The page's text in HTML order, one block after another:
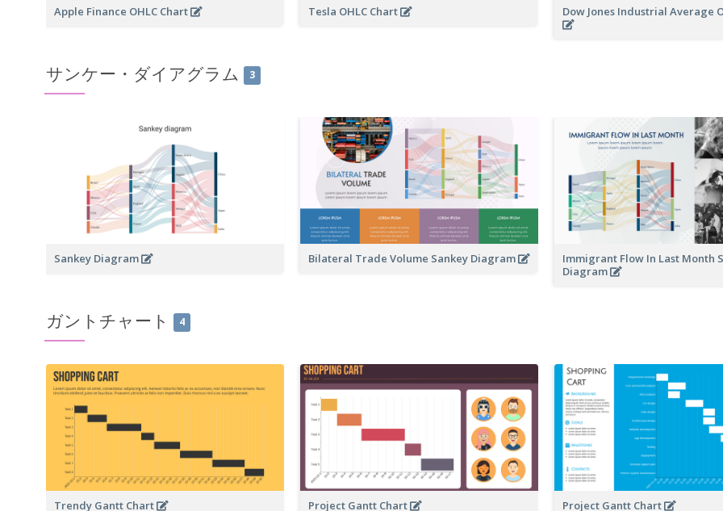
Apple Finance OHLC Chart Tesla OHLC Chart Dow Jones Industrial Average
サンケー・ダイアグラム 3
Sankey Diagram Bilateral Trade Volume Sankey Diagram
Immigrant Flow In Last Month
Diagram
ガントチャート 4
Trendy Gantt Chart Project Gantt Chart Project Gantt Chart